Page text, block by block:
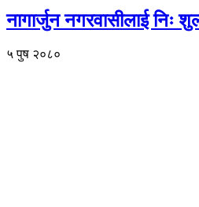
नागार्जुन नगरवासीलाई निः
५ पुष २०८०